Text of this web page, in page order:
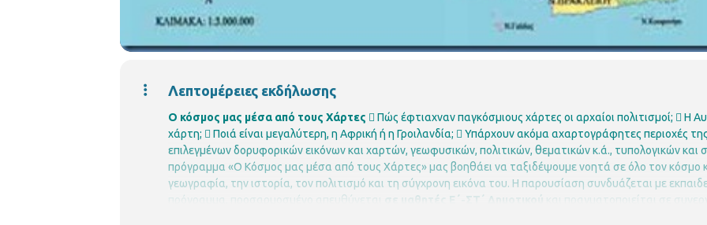
Λεπτομέρειες εκδήλωσης
Ο κόσμος μας μέσα από τους Χάρτες  Πώς έφτιαχναν παγκόσμιους χάρτες οι αρχαίοι πολιτισμοί;  Η
χάρτη;  Ποιά είναι μεγαλύτερη, η Αφρική ή η Γροιλανδία;  Υπάρχουν ακόμα αχαρτογράφητες περιοχές
επιλεγμένων δορυφορικών εικόνων και χαρτών, γεωφυσικών, πολιτικών, θεματικών κ.ά., τυπολογικών και
πρόγραμμα «Ο Κόσμος μας μέσα από τους Χάρτες» μας βοηθάει να ταξιδέψουμε νοητά σε όλο τον κόσμο
γεωγραφία, την ιστορία, τον πολιτισμό και τη σύγχρονη εικόνα του. Η παρουσίαση συνδυάζεται με
πρόγραμμα, προσαρμοσμένο απευθύνεται
σε μαθητές Ε΄-ΣΤ΄ Δημοτικού και πραγματοποιείται σε